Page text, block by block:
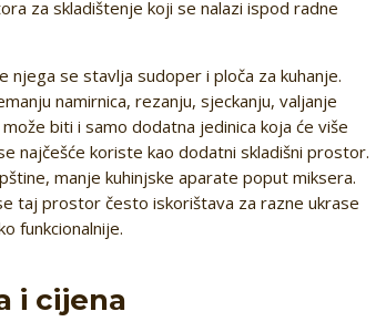
za skladištenje koji se nalazi ispod radne
njega se stavlja sudoper i ploča za kuhanje.
namirnica, rezanju, sjeckanju, valjanje
biti i samo dodatna jedinica koja će više
najčešće koriste kao dodatni skladišni prostor.
manje kuhinjske aparate poput miksera.
taj prostor često iskorištava za razne ukrase
funkcionalnije.
i cijena